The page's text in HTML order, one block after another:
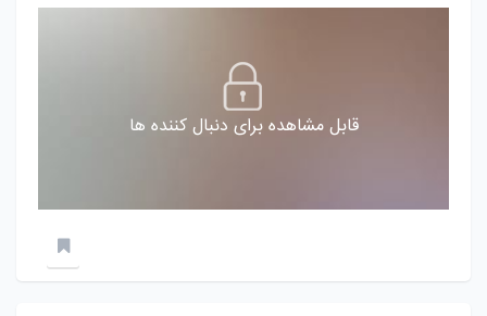
قابل مشاهده برای دنبال کننده ها